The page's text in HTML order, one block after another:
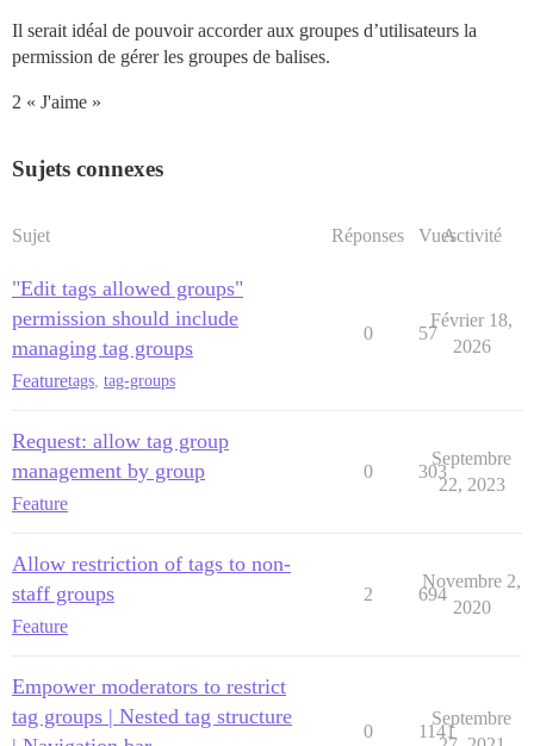
Il serait idéal de pouvoir accorder aux groupes d’utilisateurs la
permission de gérer les groupes de balises.
2 « J'aime »
Sujets connexes
Sujet Réponses VuesActivité
"Edit tags allowed groups"
permission should include
managing tag groups
Featuretags, tag-groups
0 57
Février 18,
2026
Request: allow tag group
management by group
Feature
0 303
Septembre
22, 2023
Allow restriction of tags to non-
staff groups
Feature
2 694
Novembre 2,
2020
Empower moderators to restrict
tag groups | Nested tag structure
0 1141
Septembre